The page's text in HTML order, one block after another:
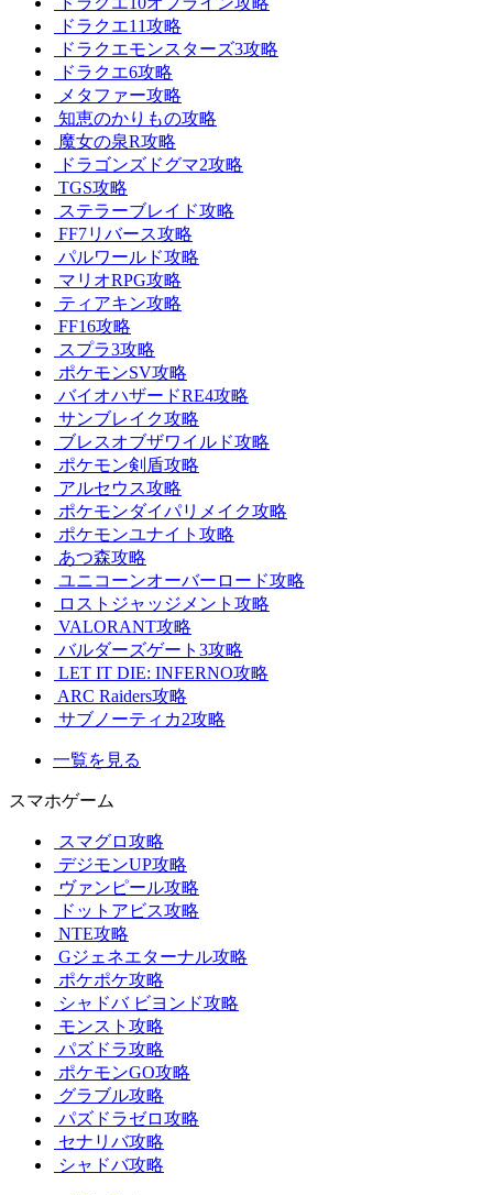
ドラクエ11攻略
ドラクエモンスターズ3攻略
ドラクエ6攻略
メタファー攻略
知恵のかりもの攻略
魔女の泉R攻略
ドラゴンズドグマ2攻略
TGS攻略
ステラーブレイド攻略
FF7リバース攻略
パルワールド攻略
マリオRPG攻略
ティアキン攻略
FF16攻略
スプラ3攻略
ポケモンSV攻略
バイオハザードRE4攻略
サンブレイク攻略
ブレスオブザワイルド攻略
ポケモン剣盾攻略
アルセウス攻略
ポケモンダイパリメイク攻略
ポケモンユナイト攻略
あつ森攻略
ユニコーンオーバーロード攻略
ロストジャッジメント攻略
VALORANT攻略
バルダーズゲート3攻略
LET IT DIE: INFERNO攻略
ARC Raiders攻略
サブノーティカ2攻略
一覧を見る
スマホゲーム
スマグロ攻略
デジモンUP攻略
ヴァンピール攻略
ドットアビス攻略
NTE攻略
Gジェネエターナル攻略
ポケポケ攻略
シャドバ ビヨンド攻略
モンスト攻略
パズドラ攻略
ポケモンGO攻略
グラブル攻略
パズドラゼロ攻略
セナリバ攻略
シャドバ攻略